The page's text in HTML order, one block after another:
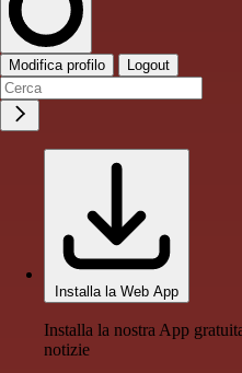
Modifica profilo Logout
Installa la Web App
Installa la nostra App
notizie